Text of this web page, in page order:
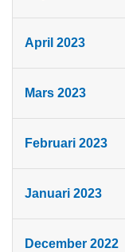
April 2023
Mars 2023
Februari 2023
Januari 2023
December 2022